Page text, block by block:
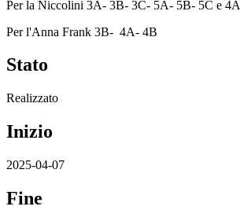
Per la Niccolini 3A- 3B- 3C- 5A- 5B- 5C e 4A
Per l'Anna Frank 3B- 4A- 4B
Stato
Realizzato
Inizio
2025-04-07
Fine